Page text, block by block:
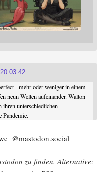
- mehr oder weniger in einem
neun Welten aufeinander. Walton
ihren unterschiedlichen
Pandemie.
zu fin­den. Alter­na­ti­ve: